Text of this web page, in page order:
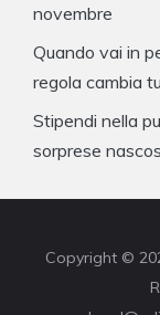
novembre
Quando vai in
regola cambia
Stipendi nella
sorprese
Copyright ©